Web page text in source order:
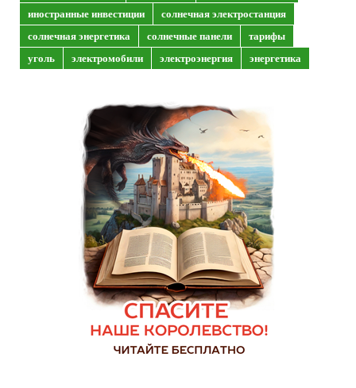
иностранные инвестиции
солнечная электростанция
солнечная энергетика
солнечные панели
тарифы
уголь
электромобили электроэнергия энергетика